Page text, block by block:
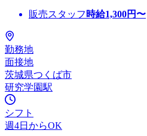
販売スタッフ 時給1,300円〜
勤務地
面接地
茨城県つくば市
研究学園駅
シフト
週4日からOK